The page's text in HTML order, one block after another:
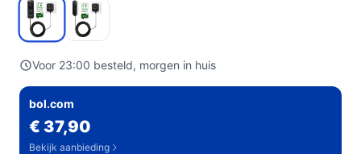
Voor 23:00 besteld, morgen in huis
bol.com
€ 37,90
Bekijk aanbieding